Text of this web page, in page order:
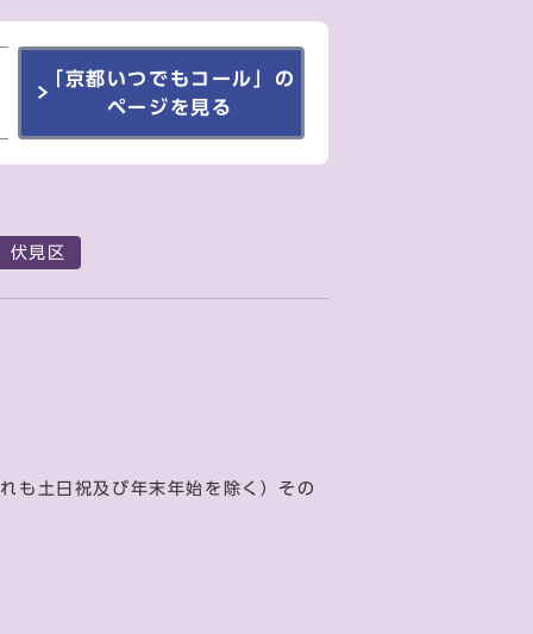
「京都いつでもコール」の
ページを見る
伏見区
土日祝及び年末年始を除く）その